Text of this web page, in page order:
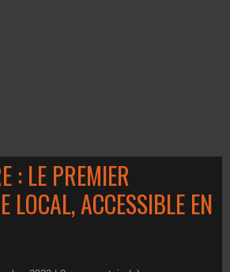
: LE PREMIER
LOCAL, ACCESSIBLE EN